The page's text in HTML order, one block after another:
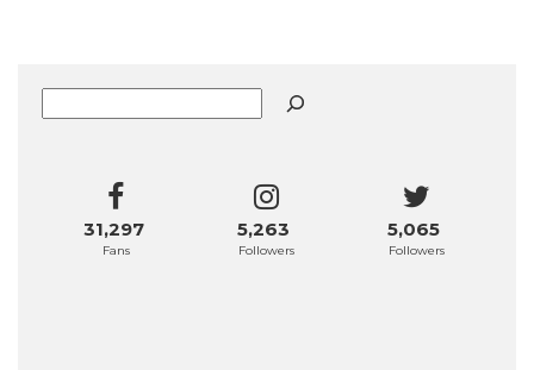
31,297
Fans
5,263
Followers
5,065
Followers